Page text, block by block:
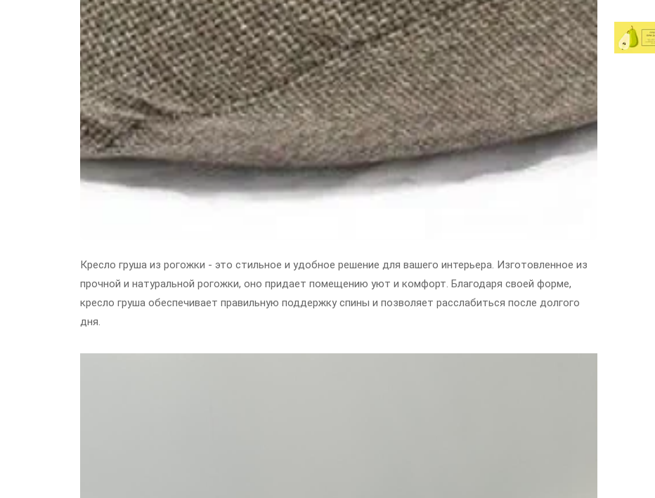
Кресло груша из рогожки - это стильное и удобное решение для вашего интерьера. Изготовленное из
прочной и натуральной рогожки, оно придает помещению уют и комфорт. Благодаря своей форме,
кресло груша обеспечивает правильную поддержку спины и позволяет расслабиться после долгого
дня.